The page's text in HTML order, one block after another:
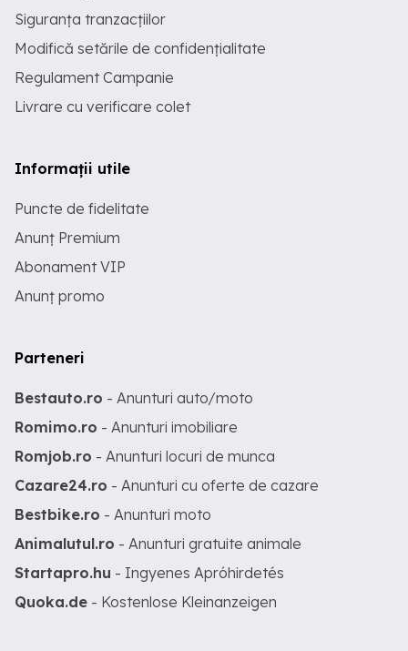
Siguranța tranzacțiilor
Modifică setările de confidențialitate
Regulament Campanie
Livrare cu verificare colet
Informații utile
Puncte de fidelitate
Anunț Premium
Abonament VIP
Anunț promo
Parteneri
Bestauto.ro - Anunturi auto/moto
Romimo.ro - Anunturi imobiliare
Romjob.ro - Anunturi locuri de munca
Cazare24.ro - Anunturi cu oferte de cazare
Bestbike.ro - Anunturi moto
Animalutul.ro - Anunturi gratuite animale
Startapro.hu - Ingyenes Apróhirdetés
Quoka.de - Kostenlose Kleinanzeigen